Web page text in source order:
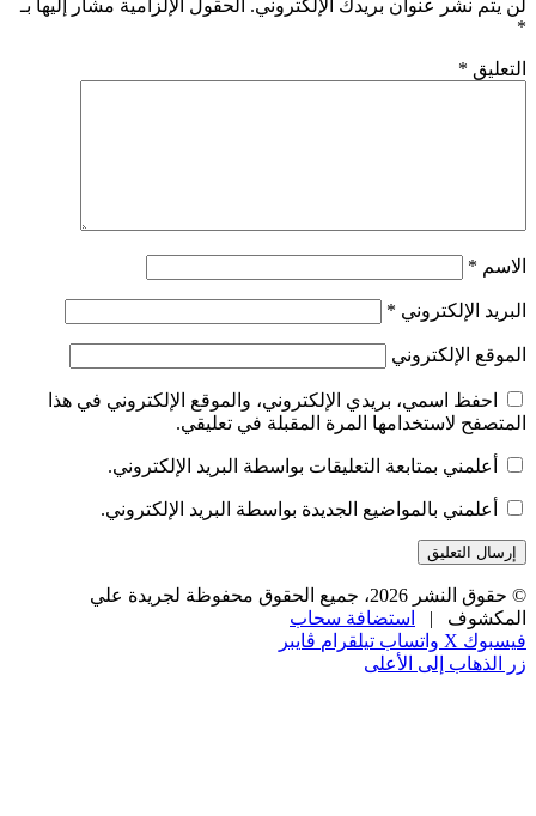
لن يتم نشر عنوان بريدك الإلكتروني. الحقول الإلزامية مشار إليها بـ
*
التعليق *
الاسم *
البريد الإلكتروني *
الموقع الإلكتروني
احفظ اسمي، بريدي الإلكتروني، والموقع الإلكتروني في هذا
المتصفح لاستخدامها المرة المقبلة في تعليقي.
أعلمني بمتابعة التعليقات بواسطة البريد الإلكتروني.
أعلمني بالمواضيع الجديدة بواسطة البريد الإلكتروني.
© حقوق النشر 2026، جميع الحقوق محفوظة لجريدة علي
المكشوف |
استضافة سحاب
فيسبوك ‫X واتساب تيلقرام ڤايبر
زر الذهاب إلى الأعلى